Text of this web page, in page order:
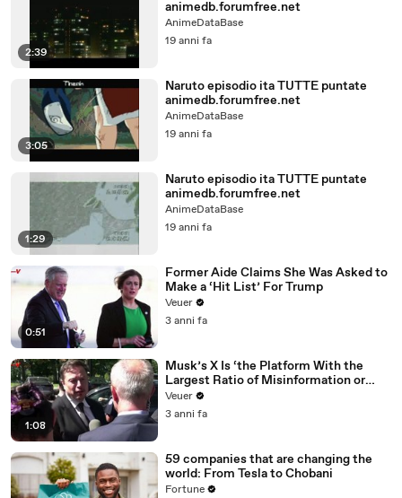
2:39
animedb.forumfree.net
AnimeDataBase
19 anni fa
3:05
Naruto episodio ita TUTTE puntate
animedb.forumfree.net
AnimeDataBase
19 anni fa
1:29
Naruto episodio ita TUTTE puntate
animedb.forumfree.net
AnimeDataBase
19 anni fa
0:51
Former Aide Claims She Was Asked to
Make a ‘Hit List’ For Trump
Veuer
3 anni fa
1:08
Musk’s X Is ‘the Platform With the
Largest Ratio of Misinformation or
Disinformation’ Amongst All Social
Media Platforms
Veuer
3 anni fa
59 companies that are changing the
world: From Tesla to Chobani
Fortune